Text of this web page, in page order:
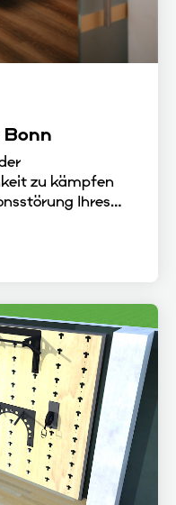
Bonn
zu kämpfen
Ihres
Manuelle
bei
nach